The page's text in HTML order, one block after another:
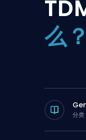
Division Boost
Teammate
么？
分类